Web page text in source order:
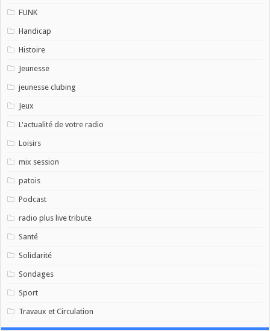
FUNK
Handicap
Histoire
Jeunesse
jeunesse clubing
Jeux
L'actualité de votre radio
Loisirs
mix session
patois
Podcast
radio plus live tribute
Santé
Solidarité
Sondages
Sport
Travaux et Circulation